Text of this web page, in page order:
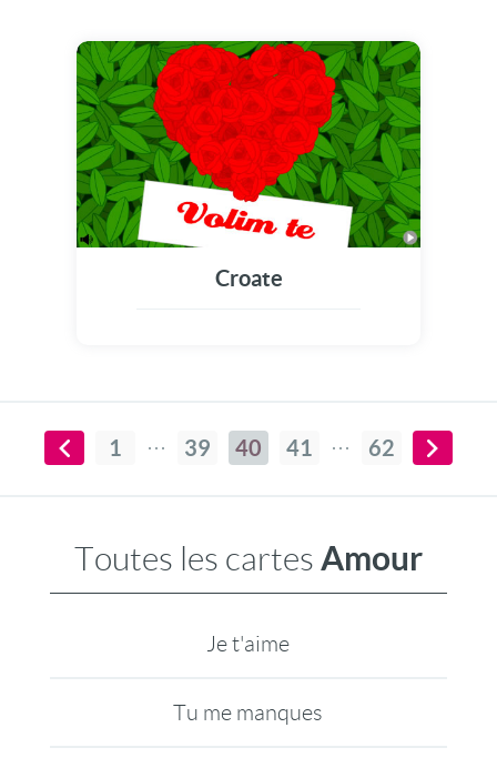
Croate
1 39 40 41 62
Toutes les cartes Amour
Je t'aime
Tu me manques